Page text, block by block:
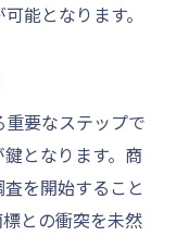
能となります。
要なステップで
となります。商
を開始すること
との衝突を未然